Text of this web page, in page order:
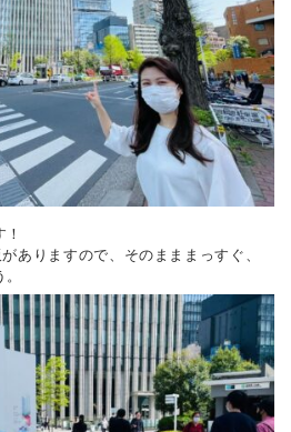
ありますので、そのまままっすぐ、